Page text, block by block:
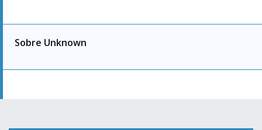
Sobre Unknown